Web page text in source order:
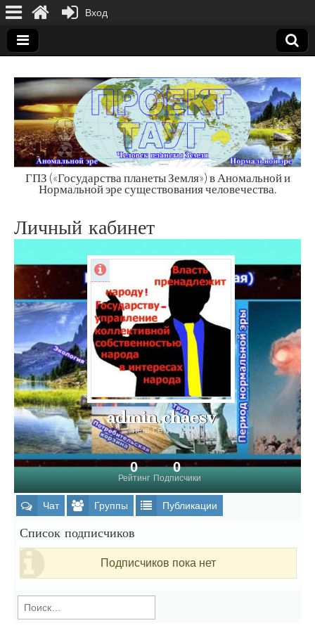
Государства
планеты Земля
ГПЗ («Государства планеты Земля») в Аномальной и
Нормальной эре существования человечества.
Личный кабинет
admin.chaesv
не в сети 4 дня
Рейтинг
0
Подписчики
0
Чат Группы Публикации
Список подписчиков
Подписчиков пока нет
Найти:
Вход